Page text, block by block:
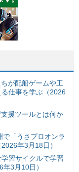
が配船ゲームや工
仕事を学ぶ（2026
援ツールとは何か
「うさプロオンラ
年3月18日）
習サイクルで学習
3月10日）